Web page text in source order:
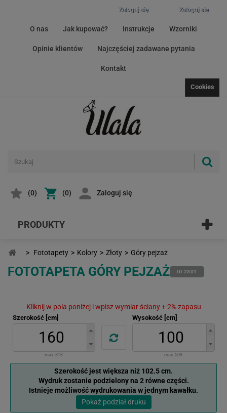
Zaloguj się
Zaloguj się
O nas Jak kupować? Instrukcje Wzorniki
Opinie klientów Najczęściej zadawane pytania
Kontakt
Cookies
(0) (0) Zaloguj się
PRODUKTY
> Fototapety > Kolory > Złoty > Góry pejzaż
FOTOTAPETA GÓRY PEJZAŻ ID 2301
Kliknij w pola poniżej i wpisz wymiar ściany + 2% zapasu
Szerokość [cm]
max: 813
Wysokość [cm]
max: 508
Szerokość jest większa niż 102.5 cm.
Wydruk zostanie podzielony na 2 równe części.
Istnieje możliwość wydrukowania w jednym kawałku.
Pokaż podział druku